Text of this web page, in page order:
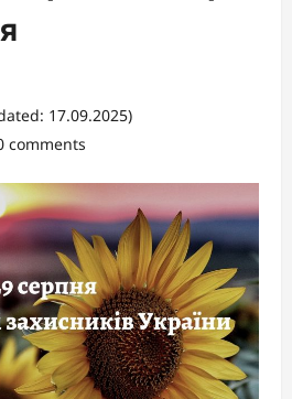
17.09.2025)
comments